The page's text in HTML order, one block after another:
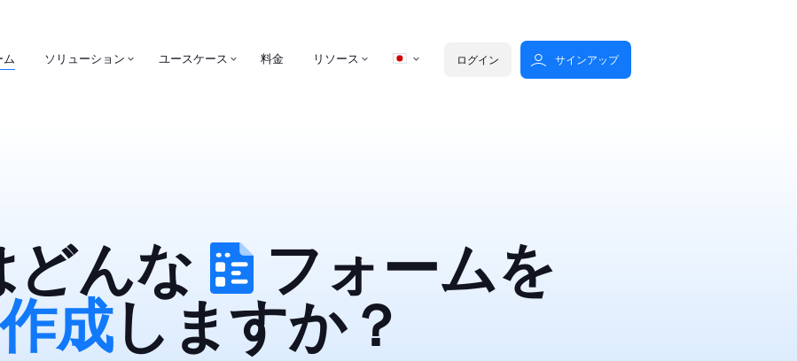
ム ソリューション ユースケース 料金 リソース ログイン サインアップ
どんな
フォームを
成しますか？